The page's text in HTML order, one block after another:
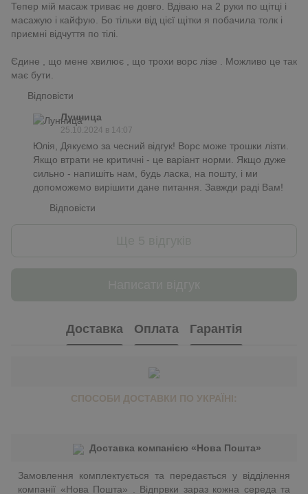
Тепер мій масаж триває не довго. Вдіваю на 2 руки по щітці і
масажую і кайфую. Бо тільки від цієї щітки я побачила толк і
приємні відчуття по тілі.
Єдине , що мене хвилює , що трохи ворс лізе . Можливо це так
має бути.
Відповісти
Лунница
25.10.2024 в 14:07
Юлія, Дякуємо за чесний відгук! Ворс може трошки лізти.
Якщо втрати не критичні - це варіант норми. Якщо дуже
сильно - напишіть нам, будь ласка, на пошту, і ми
допоможемо вирішити дане питання. Завжди раді Вам!
Відповісти
Доставка Оплата Гарантія
СПОСОБИ ДОСТАВКИ ПО УКРАЇНІ:
Доставка компанією «Нова Пошта»
Замовлення комплектується та передається у відділення
компанії «Нова Пошта» . Відпрвки зараз кожна середа та